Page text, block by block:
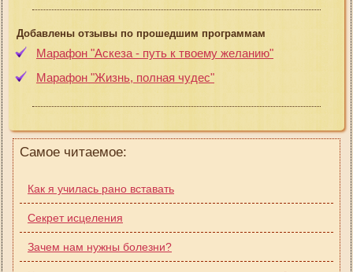
Добавлены отзывы по прошедшим программам
Марафон "Аскеза - путь к твоему желанию"
Марафон "Жизнь, полная чудес"
Самое читаемое:
Как я училась рано вставать
Секрет исцеления
Зачем нам нужны болезни?